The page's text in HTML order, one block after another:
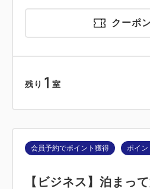
クーポ
残り 1 室
会員予約でポイント獲得 ポイ
【ビジネス】泊まっ